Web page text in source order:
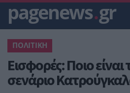
pagenews.gr
ΠΟΛΙΤΙΚΗ
Εισφορές: Ποιο είναι
σενάριο